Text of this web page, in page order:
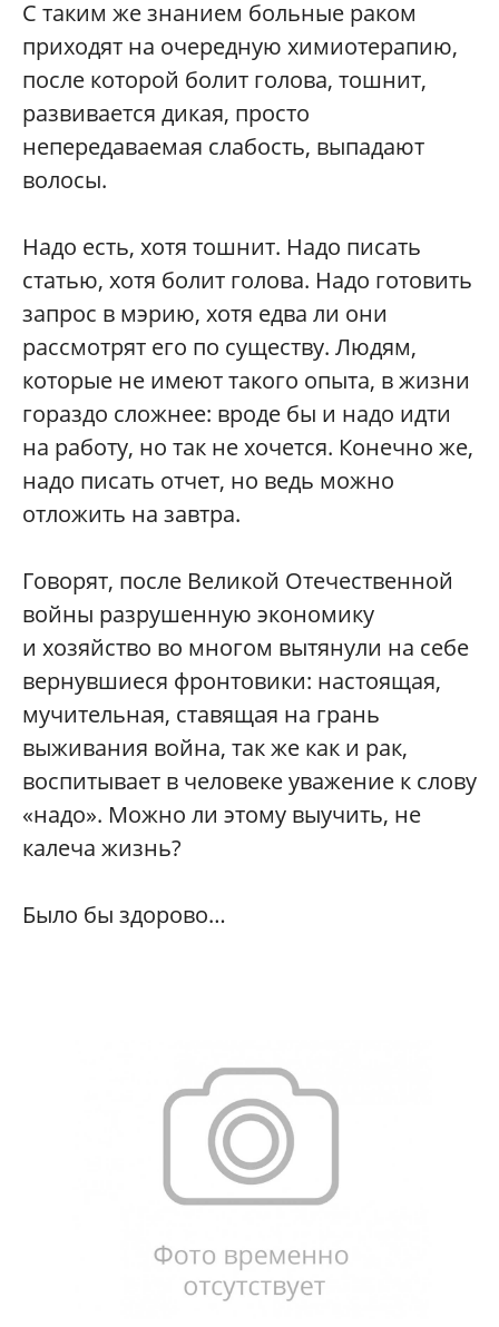
С таким же знанием больные раком
приходят на очередную химиотерапию,
после которой болит голова, тошнит,
развивается дикая, просто
непередаваемая слабость, выпадают
волосы.
Надо есть, хотя тошнит. Надо писать
статью, хотя болит голова. Надо готовить
запрос в мэрию, хотя едва ли они
рассмотрят его по существу. Людям,
которые не имеют такого опыта, в жизни
гораздо сложнее: вроде бы и надо идти
на работу, но так не хочется. Конечно же,
надо писать отчет, но ведь можно
отложить на завтра.
Говорят, после Великой Отечественной
войны разрушенную экономику
и хозяйство во многом вытянули на себе
вернувшиеся фронтовики: настоящая,
мучительная, ставящая на грань
выживания война, так же как и рак,
воспитывает в человеке уважение к слову
«надо». Можно ли этому выучить, не
калеча жизнь?
Было бы здорово…